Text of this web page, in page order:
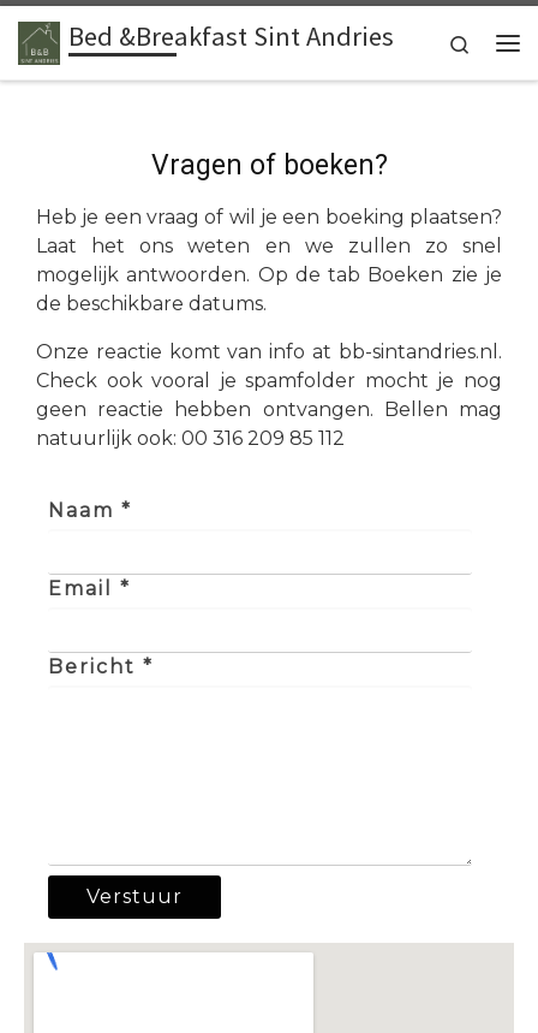
Ga naar inhoud
Bed &Breakfast Sint Andries
Search
Vragen of boeken?
Heb je een vraag of wil je een boeking plaatsen?
Laat het ons weten en we zullen zo snel
mogelijk antwoorden. Op de tab Boeken zie je
de beschikbare datums.
Onze reactie komt van info at bb-sintandries.nl.
Check ook vooral je spamfolder mocht je nog
geen reactie hebben ontvangen. Bellen mag
natuurlijk ook: 00 316 209 85 112
Naam *
Email *
Bericht *